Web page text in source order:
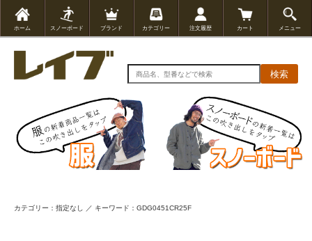
ホーム スノーボード ブランド カテゴリー 注文履歴 カート メニュー
検索
カテゴリー：指定なし ／ キーワード：GDG0451CR25F